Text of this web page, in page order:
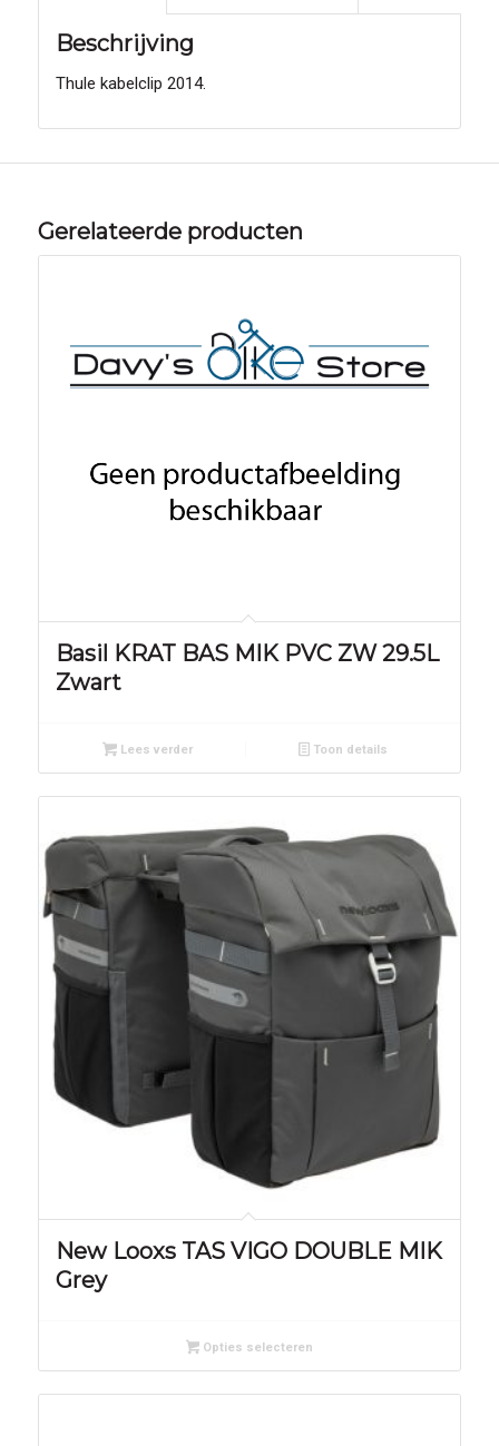
Beschrijving
Thule kabelclip 2014.
Gerelateerde producten
Basil KRAT BAS MIK PVC ZW 29.5L
Zwart
Lees verder Toon details
New Looxs TAS VIGO DOUBLE MIK
Grey
Opties selecteren